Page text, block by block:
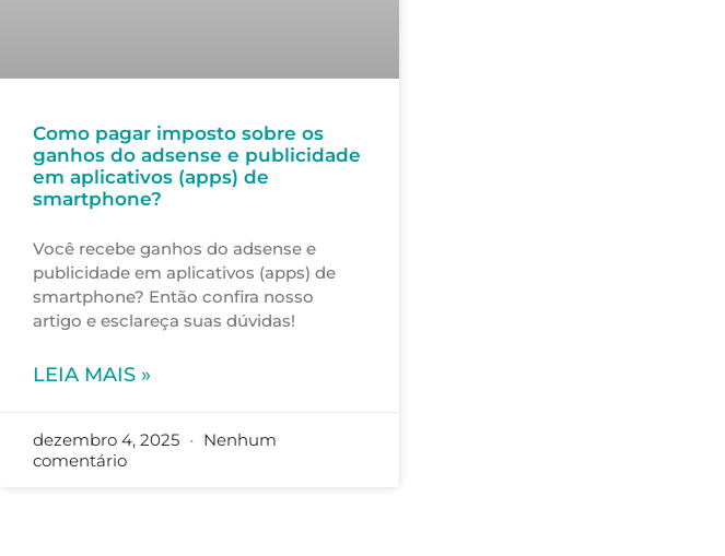
Como pagar imposto sobre os
ganhos do adsense e publicidade
em aplicativos (apps) de
smartphone?
Você recebe ganhos do adsense e
publicidade em aplicativos (apps) de
smartphone? Então confira nosso
artigo e esclareça suas dúvidas!
LEIA MAIS »
dezembro 4, 2025
Nenhum
comentário